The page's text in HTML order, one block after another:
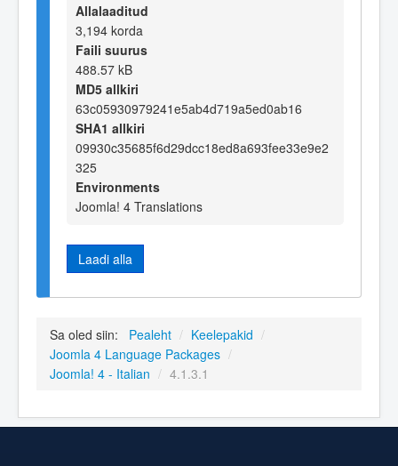
Allalaaditud
3,194 korda
Faili suurus
488.57 kB
MD5 allkiri
63c05930979241e5ab4d719a5ed0ab16
SHA1 allkiri
09930c35685f6d29dcc18ed8a693fee33e9e2
325
Environments
Joomla! 4 Translations
Laadi alla
Sa oled siin: Pealeht / Keelepakid /
Joomla 4 Language Packages /
Joomla! 4 - Italian / 4.1.3.1